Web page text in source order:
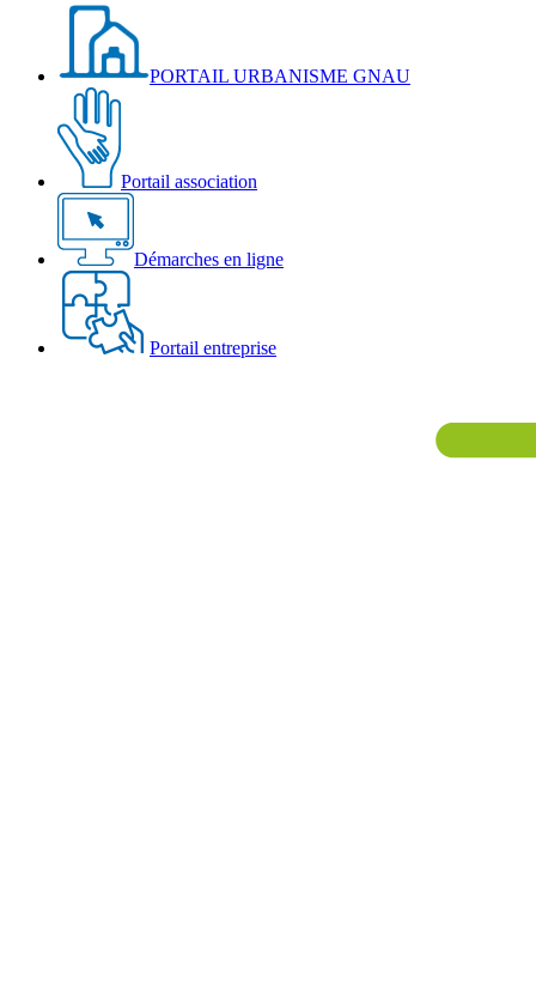
PORTAIL URBANISME GNAU
Portail association
Démarches en ligne
Portail entreprise